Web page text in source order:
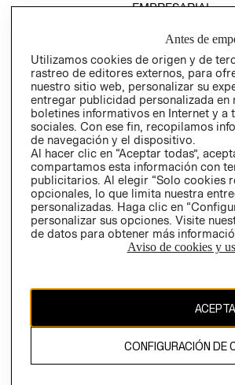
EMPRESARIAL
Ecuador ($)
CAMBIAR REGIÓN
El contenido de esta página web está
propiedad de H&M Hennes & Mauritz AB.
Antes de
Utilizamos cookies de origen y de
rastreo de editores externos, para
nuestro sitio web, personalizar su
entregar publicidad personalizada
boletines informativos en Internet y a
sociales. Con ese fin, recopilamos
de navegación y el dispositivo.
Al hacer clic en “Aceptar todas”,
compartamos esta información con
publicitarios. Al elegir “Solo cookies
opcionales, lo que limita nuestra
personalizadas. Haga clic en
personalizar sus opciones. Visite
de datos para obtener más
Aviso de cookies y
CONFIGURACIÓN DE